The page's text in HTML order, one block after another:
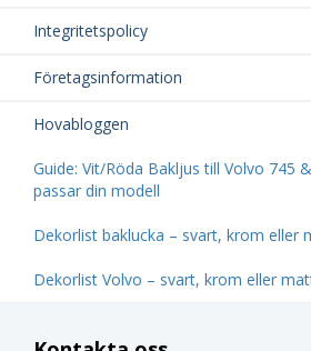
Integritetspolicy
Företagsinformation
Hovabloggen
Guide: Vit/Röda Bakljus till Volvo 745
passar din modell
Dekorlist baklucka – svart, krom eller
Dekorlist Volvo – svart, krom eller